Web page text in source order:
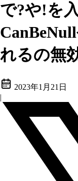
で?や!を
れるの無
2023年1月21日
|